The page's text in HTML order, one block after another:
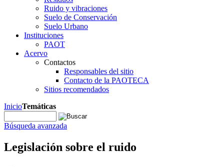
Ruido y vibraciones
Suelo de Conservación
Suelo Urbano
Instituciones
PAOT
Acervo
Contactos
Responsables del sitio
Contacto de la PAOTECA
Sitios recomendados
InicioTemáticas
Búsqueda avanzada
Legislación sobre el ruido